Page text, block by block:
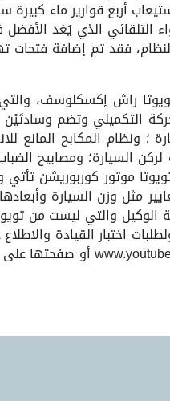
التلقائي الذي يُعَد
النظام، فقد تم إضافة
راش إكسكلوسف،
تعمل بنظام تقييد الحركة
ونظام المكابح المانع
السيارة؛ ومصابيح
موتور كوربوريشن
مثل وزن السيارة
والتي ليست من
اختبار القيادة